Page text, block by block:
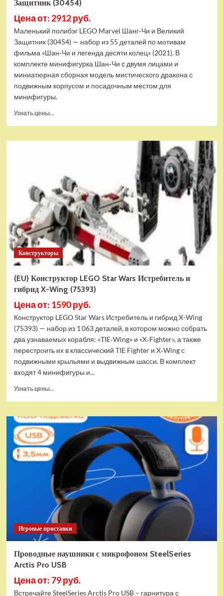
Защитник (30454)
Цена от: 2912 руб.
Маленький полибэг LEGO Marvel Шанг‑Чи и Великий
Защитник (30454) — набор из 55 деталей по мотивам
фильма «Шан‑Чи и легенда десяти колец» (2021). В
комплекте минифигурка Шан‑Чи с двумя лицами и
миниатюрная сборная модель мистического дракона с
подвижным корпусом и посадочным местом для
минифигуры.
Узнать цены...
(EU)
Шанг-
Чи
и
Великий
Защитник
(30454)
Конструкторы
(EU) Конструктор LEGO Star Wars Истребитель и
гибрид X-Wing (75393)
Цена от: 1590 руб.
Конструктор LEGO Star Wars Истребитель и гибрид X-Wing
(75393) — набор из 1 063 деталей, в котором можно собрать
два узнаваемых корабля: «TIE‑Wing» и «X‑Fighter», а также
перестроить их в классический TIE Fighter и X‑Wing с
подвижными крыльями и выдвижным шасси. В комплект
входят 4 минифигуры и...
Узнать цены...
(EU)
Конструктор
LEGO
Star
Wars
Истребитель
и
гибрид
X-
Wing
(75393)
Игровые приставки
Проводные наушники с микрофоном SteelSeries
Arctis Pro USB
Цена от: 79 руб.
Встречайте SteelSeries Arctis Pro USB – гарнитура с